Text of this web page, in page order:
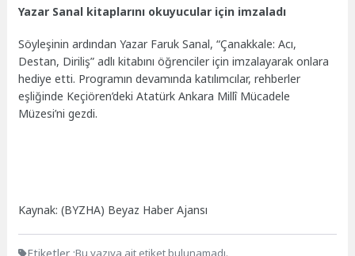
Yazar Sanal kitaplarını okuyucular için imzaladı
Söyleşinin ardından Yazar Faruk Sanal, “Çanakkale: Acı,
Destan, Diriliş” adlı kitabını öğrenciler için imzalayarak onlara
hediye etti. Programın devamında katılımcılar, rehberler
eşliğinde Keçiören’deki Atatürk Ankara Millî Mücadele
Müzesi’ni gezdi.
Kaynak: (BYZHA) Beyaz Haber Ajansı
Etiketler :Bu yazıya ait etiket bulunamadı.